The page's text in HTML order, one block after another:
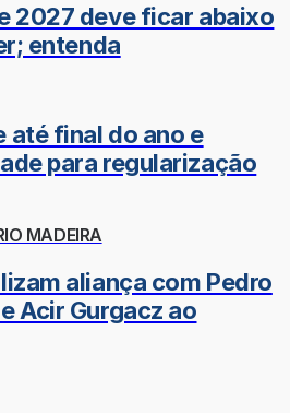
2027 deve ficar abaixo
entenda
até final do ano e
para regularização
MADEIRA
aliança com Pedro
Acir Gurgacz ao